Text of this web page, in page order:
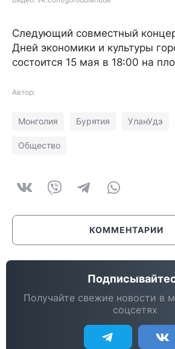
Следующий совместный
Дней экономики и культуры
состоится 15 мая в 18:00 на
Автор:
Монголия Бурятия УланУдэ
Общество
КОММЕНТАРИИ
Получайте свежие новости в
соцсетях